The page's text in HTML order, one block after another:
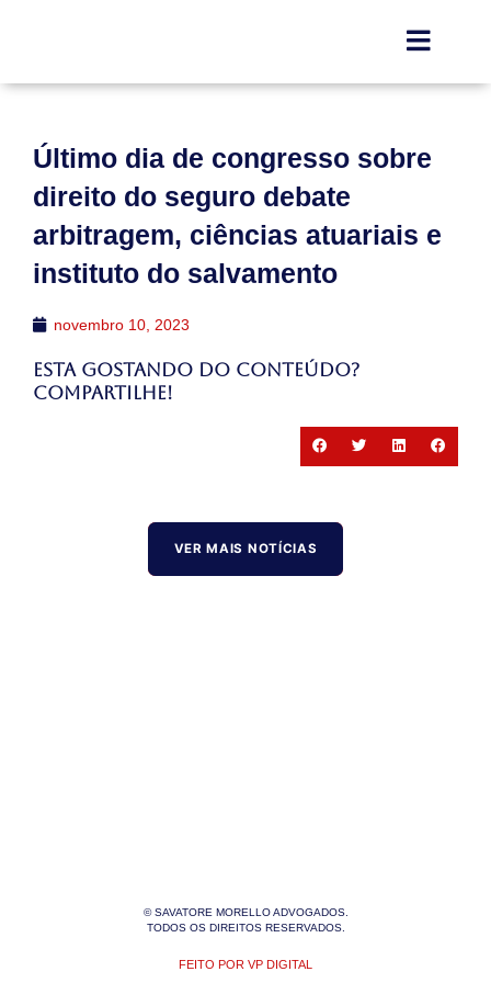
Último dia de congresso sobre
direito do seguro debate
arbitragem, ciências atuariais e
instituto do salvamento
novembro 10, 2023
Esta gostando do conteúdo?
Compartilhe!
VER MAIS NOTÍCIAS
© SAVATORE MORELLO ADVOGADOS.
TODOS OS DIREITOS RESERVADOS.
FEITO POR VP DIGITAL